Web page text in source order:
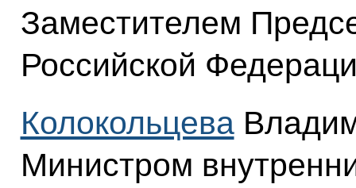
Заместителем
Российской
Колокольцева
Министром